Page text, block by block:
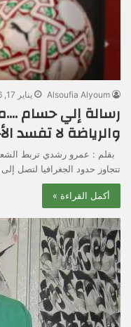
Alsoufia Alyoum يناير 17, 2026
رسالة إلي حسام
والرياضة لا تفسد
بقلم : عمرو رشدي تربط
تتجاوز حدود الجغرافيا لتصل
أكمل القراءة »